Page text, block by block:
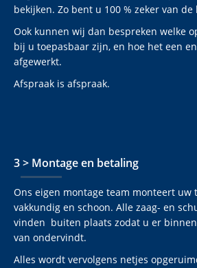
bekijken. Zo bent u 100 % zeker van
Ook kunnen wij dan bespreken welke
bij u toepasbaar zijn, en hoe het een
afgewerkt.
Afspraak is afspraak.
3 > Montage en betaling
Ons eigen montage team monteert uw
vakkundig en schoon. Alle zaag- en
vinden buiten plaats zodat u er
van ondervindt.
Alles wordt vervolgens netjes